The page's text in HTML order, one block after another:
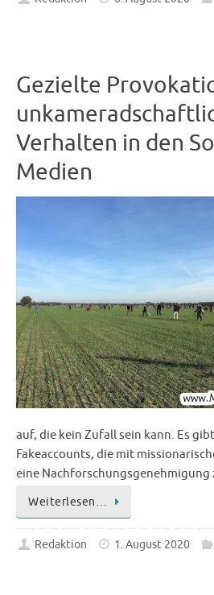
Gezielte
Verhalten in den
Medien
auf, die kein Zufall sein kann. Es
Fakeaccounts, die mit
eine
Weiterlesen…
Redaktion 1. August 2020